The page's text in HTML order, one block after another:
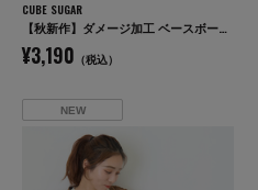
CUBE SUGAR
【秋新作】ダメージ加工 ベースボール キャップ
¥3,190 （税込）
NEW